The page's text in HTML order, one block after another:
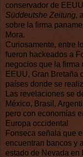
conservador de
Süddeutshe Zeitung,
sobre la firma
Mora.
Curiosamente, entre
fueron hackeados a
negocios que la firma
EEUU, Gran Bretaña
países donde se
Las revelaciones se
México, Brasil,
pero con economías
Europa occidental
Fonseca señala que
encuentran bancos y
estado de Nevada en